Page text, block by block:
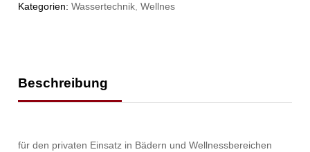
Kategorien:Wassertechnik,Wellnes
Beschreibung
für den privaten Einsatz in Bädern und Wellnessbereichen